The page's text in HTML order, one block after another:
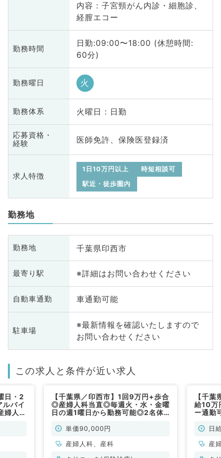
内容：子宮頸がん内診・細胞診、
経膣エコー
勤務時間
日勤:09:00〜18:00 (休憩時間:
60分)
勤務曜日 火
勤務体系 火曜日 : 日勤
応募資格・
経験
医師免許、保険医登録済
求人特徴
1日10万円以上
時短相談可
駅近・徒歩圏内
勤務地
勤務地 千葉県印西市
最寄り駅 ※詳細はお問い合わせください
自動車通勤 車通勤可能
駐車場
※最新情報を確認いたしますので
お問い合わせください
この求人と条件が近い求人
日・2
バイ
婦人科
【千葉県／印西市】1回9万円+歩合
◎産婦人科当直◎毎週火・水・金曜
日の週1曜日から勤務可能◎2名体
非常勤）
単価90,000円
産婦人科、産科
【千
給10万
ー通勤
日
産